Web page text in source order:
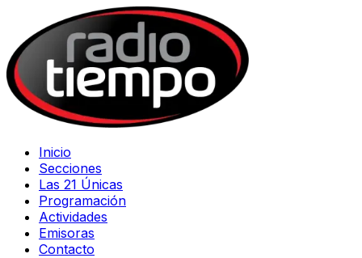
Inicio
Secciones
Las 21 Únicas
Programación
Actividades
Emisoras
Contacto